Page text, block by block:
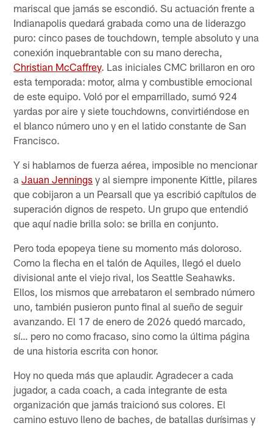
mariscal que jamás se escondió. Su actuación frente a
Indianapolis quedará grabada como una de liderazgo
puro: cinco pases de touchdown, temple absoluto y una
conexión inquebrantable con su mano derecha,
Christian McCaffrey. Las iniciales CMC brillaron en oro
esta temporada: motor, alma y combustible emocional
de este equipo. Voló por el emparrillado, sumó 924
yardas por aire y siete touchdowns, convirtiéndose en
el blanco número uno y en el latido constante de San
Francisco.
Y si hablamos de fuerza aérea, imposible no mencionar
aJauan Jennings y al siempre imponente Kittle, pilares
que cobijaron a un Pearsall que ya escribió capítulos de
superación dignos de respeto. Un grupo que entendió
que aquí nadie brilla solo: se brilla en conjunto.
Pero toda epopeya tiene su momento más doloroso.
Como la flecha en el talón de Aquiles, llegó el duelo
divisional ante el viejo rival, los Seattle Seahawks.
Ellos, los mismos que arrebataron el sembrado número
uno, también pusieron punto final al sueño de seguir
avanzando. El 17 de enero de 2026 quedó marcado,
sí… pero no como fracaso, sino como la última página
de una historia escrita con honor.
Hoy no queda más que aplaudir. Agradecer a cada
jugador, a cada coach, a cada integrante de esta
organización que jamás traicionó sus colores. El
camino estuvo lleno de baches, de batallas durísimas y